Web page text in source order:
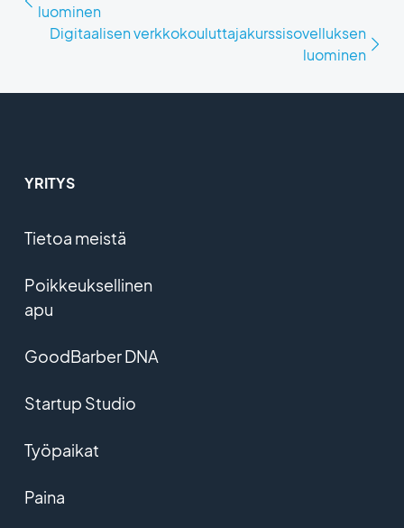
luominen
Digitaalisen verkkokouluttajakurssisovelluksen
luominen
YRITYS
Tietoa meistä
Poikkeuksellinen
apu
GoodBarber DNA
Startup Studio
Työpaikat
Paina